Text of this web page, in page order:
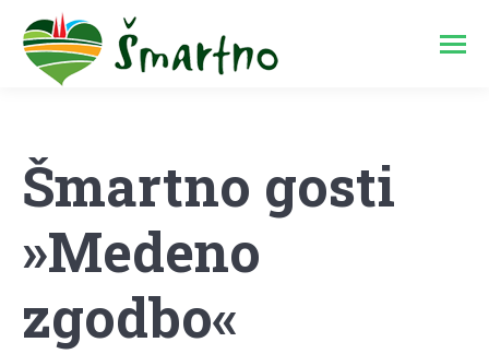
Šmartno gosti
»Medeno
zgodbo«